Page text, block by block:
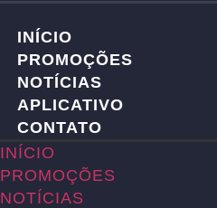
INÍCIO
PROMOÇÕES
NOTÍCIAS
APLICATIVO
CONTATO
INÍCIO
PROMOÇÕES
NOTÍCIAS